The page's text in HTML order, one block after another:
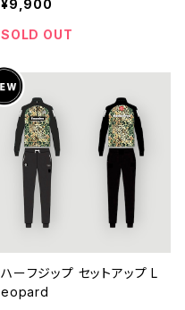
¥9,900
SOLD OUT
ハーフジップ セットアップ L
eopard